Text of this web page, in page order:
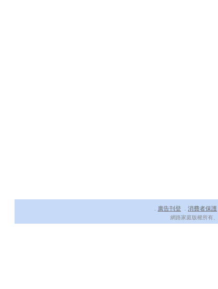
． 廣告刊登 ． 消費者保護
網路家庭版權所有